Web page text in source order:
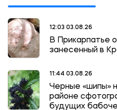
12:03 03.08.26
В Прикарпатье
занесенный в
11:44 03.08.26
Черные «шипы»
районе
будущих